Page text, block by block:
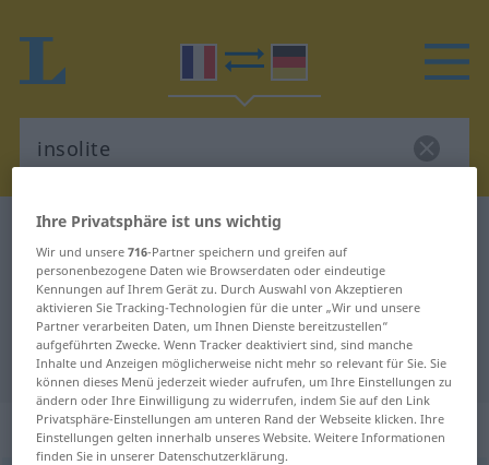
Französisch-Deutsch Wörterbuch
Französisch-Deutsch Übersetzung
für "insolite"
"insolite" Deutsch Übersetzung
„insolite“: adjectif (qualificatif)
Ihre Privatsphäre ist uns wichtig
Wir und unsere716-Partner speichern und greifen auf
personenbezogene Daten wie Browserdaten oder eindeutige
Kennungen auf Ihrem Gerät zu. Durch Auswahl von Akzeptieren
aktivieren Sie Tracking-Technologien für die unter „Wir und unsere
Partner verarbeiten Daten, um Ihnen Dienste bereitzustellen“
aufgeführten Zwecke. Wenn Tracker deaktiviert sind, sind manche
Inhalte und Anzeigen möglicherweise nicht mehr so relevant für Sie. Sie
können dieses Menü jederzeit wieder aufrufen, um Ihre Einstellungen zu
ändern oder Ihre Einwilligung zu widerrufen, indem Sie auf den Link
Privatsphäre-Einstellungen am unteren Rand der Webseite klicken. Ihre
Einstellungen gelten innerhalb unseres Website. Weitere Informationen
finden Sie in unserer Datenschutzerklärung.